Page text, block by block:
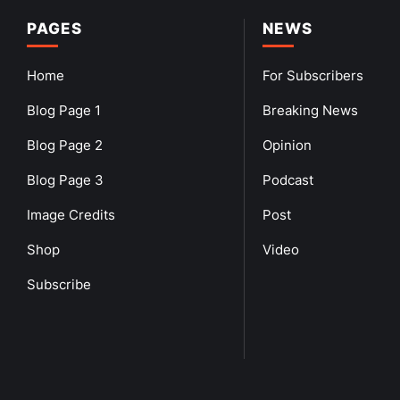
PAGES
Home
Blog Page 1
Blog Page 2
Blog Page 3
Image Credits
Shop
Subscribe
NEWS
For Subscribers
Breaking News
Opinion
Podcast
Post
Video